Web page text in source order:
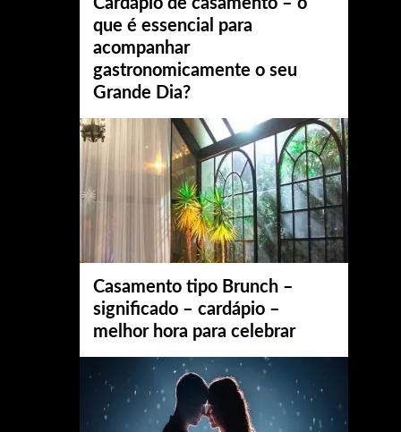
Cardápio de casamento – o
que é essencial para
acompanhar
gastronomicamente o seu
Grande Dia?
Casamento tipo Brunch –
significado – cardápio –
melhor hora para celebrar